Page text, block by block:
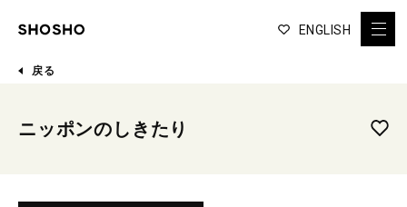
ENGLISH
戻る
ニッポンのしきたり